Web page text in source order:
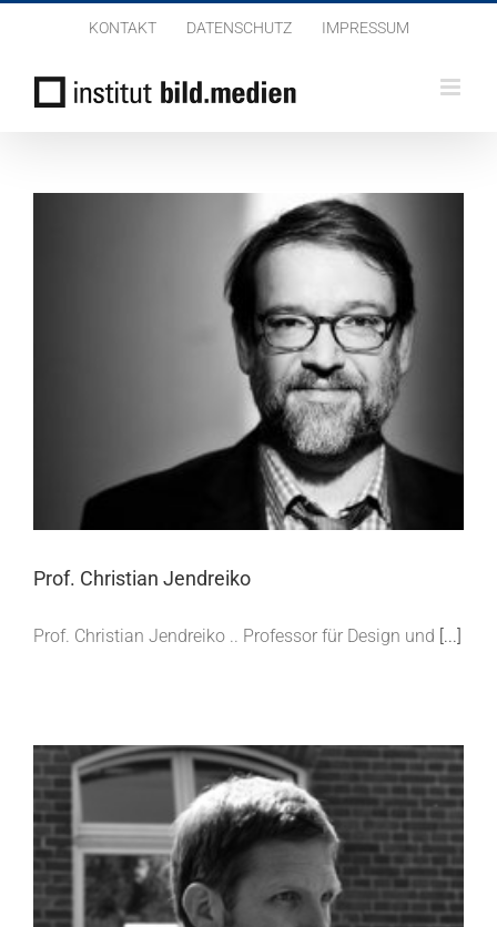
springen
KONTAKT DATENSCHUTZ IMPRESSUM
Prof. Christian Jendreiko
Prof. Christian Jendreiko
Prof. Christian Jendreiko .. Professor für Design und [...]
Gunnar Friel